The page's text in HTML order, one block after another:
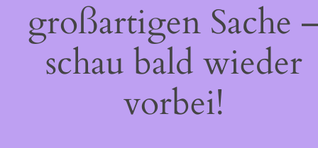
großartigen Sache
schau bald wieder
vorbei!